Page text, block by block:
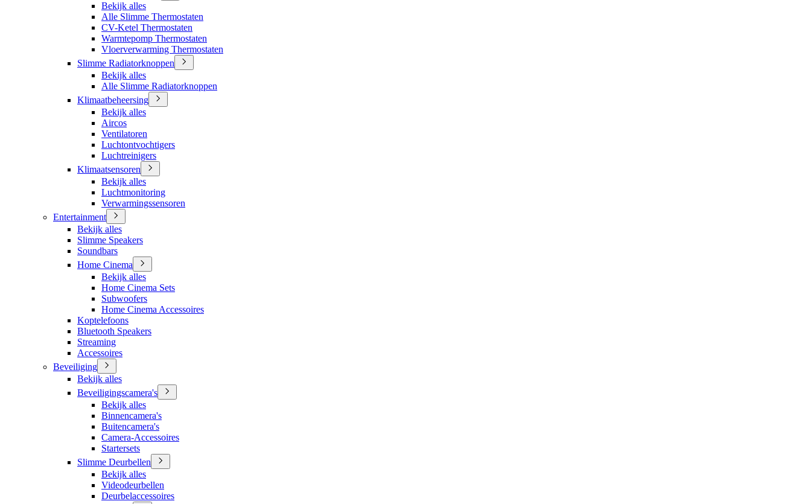
Bekijk alles
Alle Slimme Thermostaten
CV-Ketel Thermostaten
Warmtepomp Thermostaten
Vloerverwarming Thermostaten
Slimme Radiatorknoppen
Bekijk alles
Alle Slimme Radiatorknoppen
Klimaatbeheersing
Bekijk alles
Aircos
Ventilatoren
Luchtontvochtigers
Luchtreinigers
Klimaatsensoren
Bekijk alles
Luchtmonitoring
Verwarmingssensoren
Entertainment
Bekijk alles
Slimme Speakers
Soundbars
Home Cinema
Bekijk alles
Home Cinema Sets
Subwoofers
Home Cinema Accessoires
Koptelefoons
Bluetooth Speakers
Streaming
Accessoires
Beveiliging
Bekijk alles
Beveiligingscamera's
Bekijk alles
Binnencamera's
Buitencamera's
Camera-Accessoires
Startersets
Slimme Deurbellen
Bekijk alles
Videodeurbellen
Deurbelaccessoires